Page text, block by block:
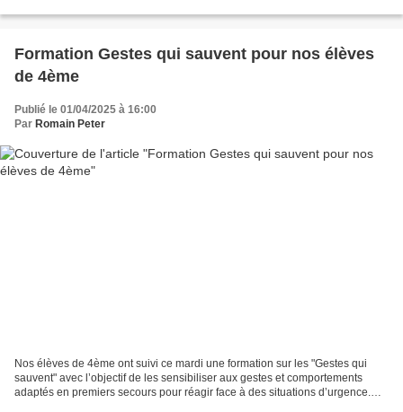
Formation Gestes qui sauvent pour nos élèves
de 4ème
Publié le 01/04/2025 à 16:00
Par Romain Peter
Nos élèves de 4ème ont suivi ce mardi une formation sur les "Gestes qui
sauvent" avec l’objectif de les sensibiliser aux gestes et comportements
adaptés en premiers secours pour réagir face à des situations d’urgence.